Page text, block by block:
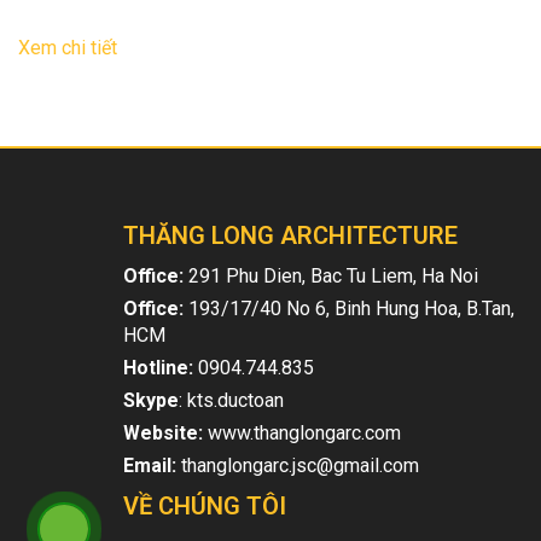
Xem chi tiết
THĂNG LONG ARCHITECTURE
Office: 291 Phu Dien, Bac Tu Liem, Ha Noi
Office: 193/17/40 No 6, Binh Hung Hoa, B.Tan,
HCM
Hotline: 0904.744.835
Skype: kts.ductoan
Website: www.thanglongarc.com
Email: thanglongarc.jsc@gmail.com
VỀ CHÚNG TÔI